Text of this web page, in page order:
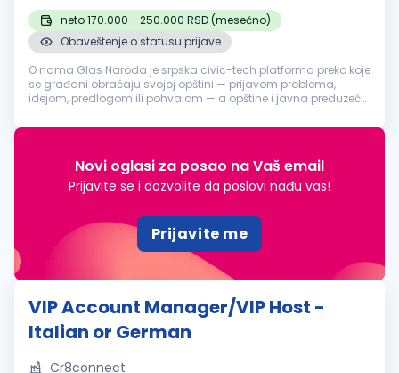
neto 170.000 - 250.000 RSD (mesečno)
Obaveštenje o statusu prijave
O nama Glas Naroda je srpska civic-tech platforma preko koje
se građani obraćaju svojoj opštini — prijavom problema,
idejom, predlogom ili pohvalom — a opštine i javna preduzeća
usmerava nadl...
Novi oglasi za posao na Vaš email
Prijavite se i dozvolite da poslovi nađu vas!
Prijavite me
VIP Account Manager/VIP Host -
Italian or German
Cr8connect